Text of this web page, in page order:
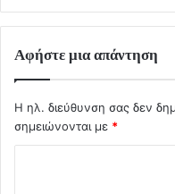
Αφήστε μια απάντηση
Η ηλ. διεύθυνση σας δεν
σημειώνονται με *